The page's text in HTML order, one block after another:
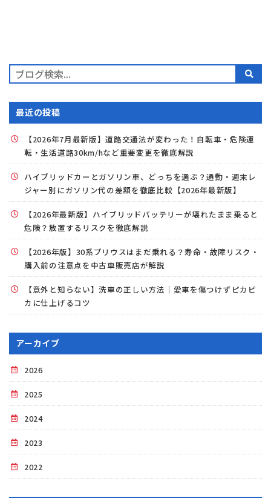
最近の投稿
【2026年7月最新版】道路交通法が変わった！自転車・危険運
転・生活道路30km/hなど重要変更を徹底解説
ハイブリッドカーとガソリン車、どっちを選ぶ？通勤・週末レ
ジャー別にガソリン代の差額を徹底比較【2026年最新版】
【2026年最新版】ハイブリッドバッテリーが壊れたまま乗ると
危険？放置するリスクを徹底解説
【2026年版】30系プリウスはまだ乗れる？寿命・故障リスク・
購入前の注意点を中古車販売店が解説
【意外と知らない】洗車の正しい方法｜愛車を傷つけずピカピ
カに仕上げるコツ
アーカイブ
2026
2025
2024
2023
2022